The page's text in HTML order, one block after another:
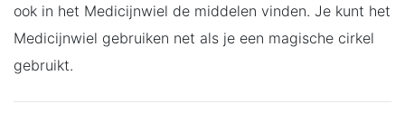
ook in het Medicijnwiel de middelen vinden. Je kunt het
Medicijnwiel gebruiken net als je een magische cirkel
gebruikt.